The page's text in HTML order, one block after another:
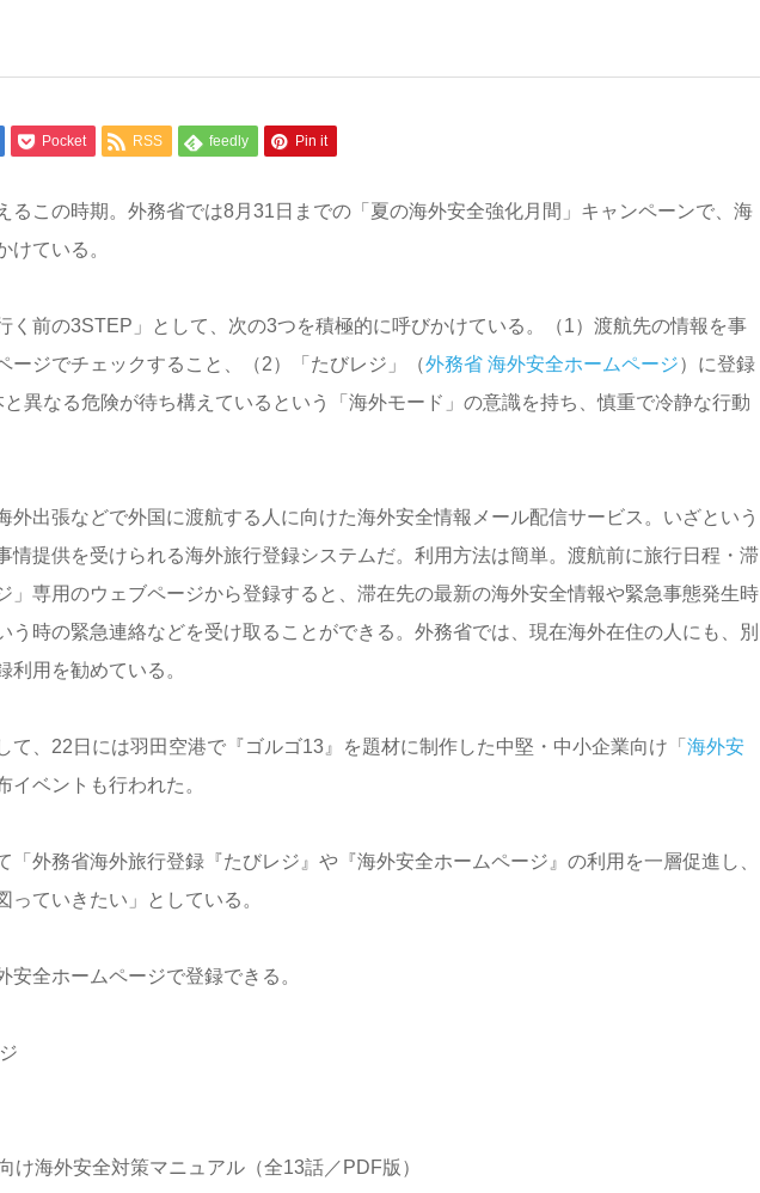
Pocket RSS feedly Pin it
るこの時期。外務省では8月31日までの「夏の海外安全強化月間」キャンペーンで、海
けている。
く前の3STEP」として、次の3つを積極的に呼びかけている。（1）渡航先の情報を事
ージでチェックすること、（2）「たびレジ」（外務省 海外安全ホームページ）に登録
異なる危険が待ち構えているという「海外モード」の意識を持ち、慎重で冷静な行動
外出張などで外国に渡航する人に向けた海外安全情報メール配信サービス。いざという
情提供を受けられる海外旅行登録システムだ。利用方法は簡単。渡航前に旅行日程・滞
」専用のウェブページから登録すると、滞在先の最新の海外安全情報や緊急事態発生時
う時の緊急連絡などを受け取ることができる。外務省では、現在海外在住の人にも、別
用を勧めている。
て、22日には羽田空港で『ゴルゴ13』を題材に制作した中堅・中小企業向け「 海外安
イベントも行われた。
「外務省海外旅行登録『たびレジ』や『海外安全ホームページ』の利用を一層促進し、
ていきたい」としている。
安全ホームページで登録できる。
海外安全対策マニュアル（全13話／PDF版）